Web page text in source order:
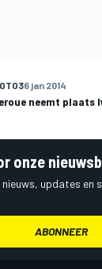
6 jan 2014
neemt plaats
onze
updates en
ABONNEER